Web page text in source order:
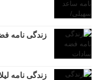
زندگی نامه
زندگی نامه